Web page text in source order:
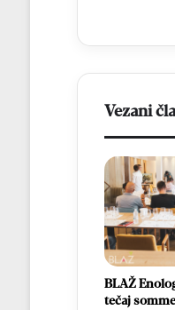
Vezani
BLAŽ
tečaj